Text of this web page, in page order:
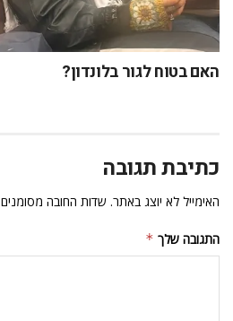
האם בטוח לגור בלונדון?
כתיבת תגובה
האימייל לא יוצג באתר. שדות החובה מסומנים
התגובה שלך *